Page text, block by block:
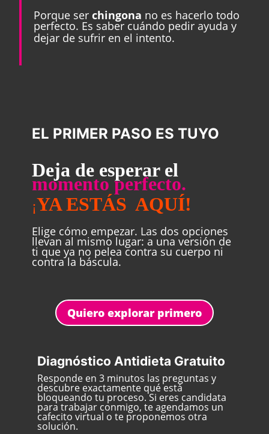
Porque serchingona no es hacerlo todo
perfecto. Es saber cuándo pedir ayuda y
dejar de sufrir en el intento.
EL PRIMER PASO ES TUYO
Deja de esperar el
momento perfecto.
¡YA ESTÁS AQUÍ!
Elige cómo empezar. Las dos opciones
llevan al mismo lugar: a una versión de
ti que ya no pelea contra su cuerpo ni
contra la báscula.
Quiero explorar primero
Diagnóstico Antidieta Gratuito
Responde en 3 minutos las preguntas y
descubre exactamente qué está
bloqueando tu proceso. Si eres candidata
para trabajar conmigo, te agendamos un
cafecito virtual o te proponemos otra
solución.